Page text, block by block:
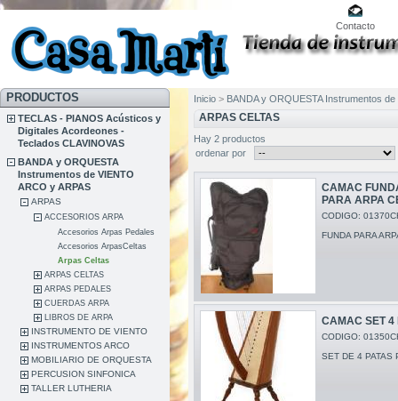
Contacto
PRODUCTOS
TECLAS - PIANOS Acústicos y
Digitales Acordeones -
Teclados CLAVINOVAS
BANDA y ORQUESTA
Instrumentos de VIENTO
ARCO y ARPAS
ARPAS
ACCESORIOS ARPA
Accesorios Arpas Pedales
Accesorios ArpasCeltas
Arpas Celtas
ARPAS CELTAS
ARPAS PEDALES
CUERDAS ARPA
LIBROS DE ARPA
INSTRUMENTO DE VIENTO
INSTRUMENTOS ARCO
MOBILIARIO DE ORQUESTA
PERCUSION SINFONICA
TALLER LUTHERIA
Inicio > BANDA y ORQUESTA Instrumentos
ARPAS CELTAS
Hay 2 productos
ordenar por
CAMAC
PARA ARPA
CODIGO:
FUNDA PARA
CAMAC SET 4
CODIGO:
SET DE 4 PATAS